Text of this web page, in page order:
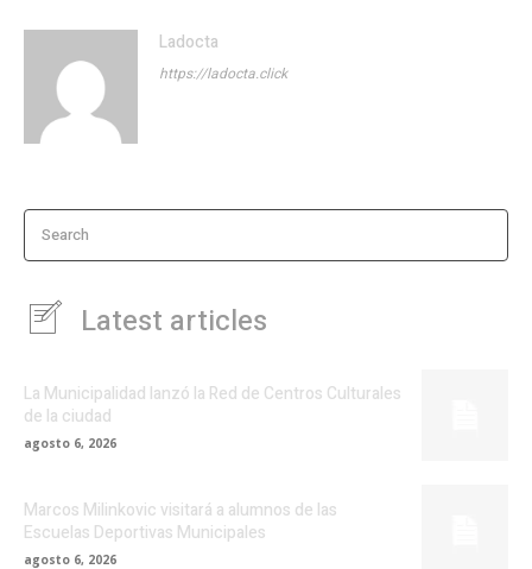
Ladocta
https://ladocta.click
Search
Latest articles
La Municipalidad lanzó la Red de Centros Culturales
de la ciudad
agosto 6, 2026
Marcos Milinkovic visitará a alumnos de las
Escuelas Deportivas Municipales
agosto 6, 2026